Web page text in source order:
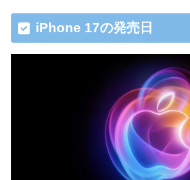
iPhone 17の発売日